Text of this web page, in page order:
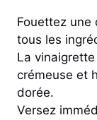
Fouettez une
tous les
La
crémeuse et
dorée.
Versez